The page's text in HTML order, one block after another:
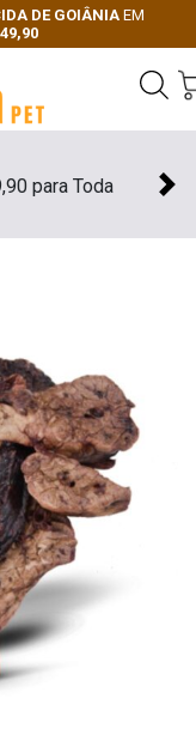
DE GOIÂNIA EM
para Toda